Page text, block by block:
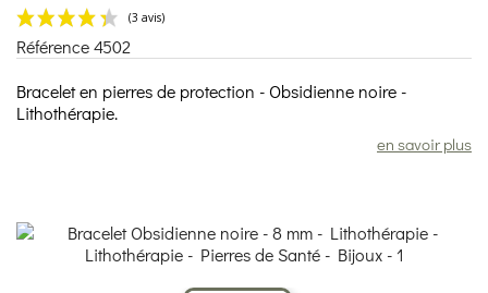
Référence4502
Bracelet en pierres de protection - Obsidienne noire -
Lithothérapie.
en savoir plus